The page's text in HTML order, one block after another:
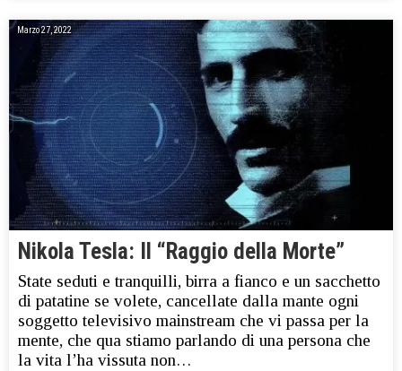
Marzo 27, 2022
Nikola Tesla: Il “Raggio della Morte”
State seduti e tranquilli, birra a fianco e un sacchetto
di patatine se volete, cancellate dalla mante ogni
soggetto televisivo mainstream che vi passa per la
mente, che qua stiamo parlando di una persona che
la vita l’ha vissuta non…